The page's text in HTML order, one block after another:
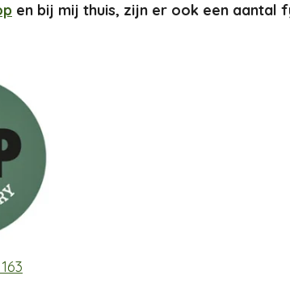
en bij mij thuis, zijn er ook een aantal